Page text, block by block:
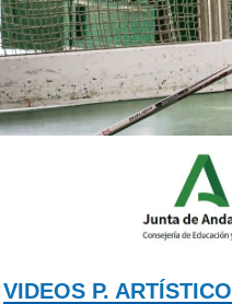
VIDEOS P. ARTÍSTICO